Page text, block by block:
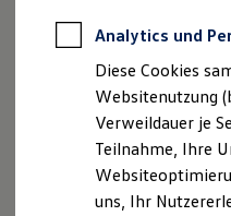
Autokredit
Versicherungen
Kfz-
Garantien
Wartungsverträge
Geschäftskunden
Professional
Großkunden
Behörden
denAnalytics und
Diese Cookies
Websitenutzung
Verweildauer je
Teilnahme, Ihre
uns, Ihr